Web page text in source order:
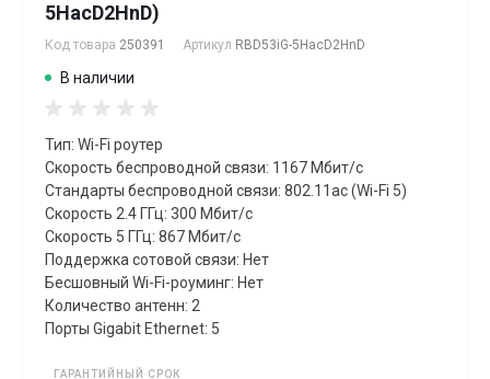
5HacD2HnD)
Код товара 250391 Артикул RBD53iG-5HacD2HnD
В наличии
Тип: Wi-Fi роутер
Скорость беспроводной связи: 1167 Мбит/с
Стандарты беспроводной связи: 802.11ac (Wi-Fi 5)
Скорость 2.4 ГГц: 300 Мбит/с
Скорость 5 ГГц: 867 Мбит/с
Поддержка сотовой связи: Нет
Бесшовный Wi-Fi-роуминг: Нет
Количество антенн: 2
Порты Gigabit Ethernet: 5
ГАРАНТИЙНЫЙ СРОК